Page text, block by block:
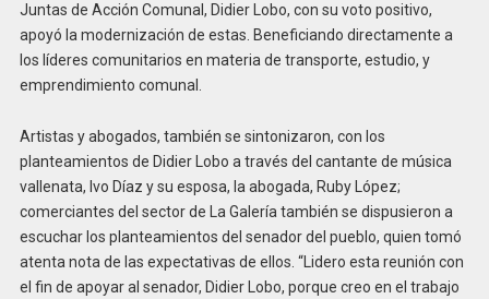
Juntas de Acción Comunal, Didier Lobo, con su voto positivo,
apoyó la modernización de estas. Beneficiando directamente a
los líderes comunitarios en materia de transporte, estudio, y
emprendimiento comunal.
Artistas y abogados, también se sintonizaron, con los
planteamientos de Didier Lobo a través del cantante de música
vallenata, Ivo Díaz y su esposa, la abogada, Ruby López;
comerciantes del sector de La Galería también se dispusieron a
escuchar los planteamientos del senador del pueblo, quien tomó
atenta nota de las expectativas de ellos. “Lidero esta reunión con
el fin de apoyar al senador, Didier Lobo, porque creo en el trabajo